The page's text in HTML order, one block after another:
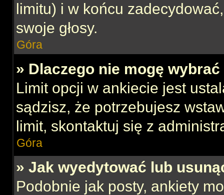
limitu) i w końcu
swoje głosy.
Góra
» Dlaczego nie mogę
Limit opcji w ankiecie jest
sądzisz, że potrzebujesz
limit, skontaktuj się z
Góra
» Jak wyedytować lub
Podobnie jak posty, ankiety